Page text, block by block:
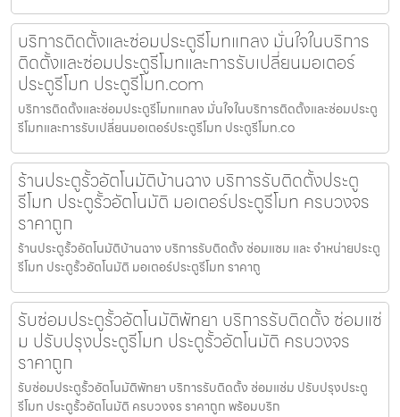
บริการติดตั้งและซ่อมประตูรีโมทแกลง มั่นใจในบริการ
ติดตั้งและซ่อมประตูรีโมทและการรับเปลี่ยนมอเตอร์
ประตูรีโมท ประตูรีโมท.com
บริการติดตั้งและซ่อมประตูรีโมทแกลง มั่นใจในบริการติดตั้งและซ่อมประตู
รีโมทและการรับเปลี่ยนมอเตอร์ประตูรีโมท ประตูรีโมท.co
ร้านประตูรั้วอัตโนมัติบ้านฉาง บริการรับติดตั้งประตู
รีโมท ประตูรั้วอัตโนมัติ มอเตอร์ประตูรีโมท ครบวงจร
ราคาถูก
ร้านประตูรั้วอัตโนมัติบ้านฉาง บริการรับติดตั้ง ซ่อมแซม และ จำหน่ายประตู
รีโมท ประตูรั้วอัตโนมัติ มอเตอร์ประตูรีโมท ราคาถู
รับซ่อมประตูรั้วอัตโนมัติพัทยา บริการรับติดตั้ง ซ่อมแซ่
ม ปรับปรุงประตูรีโมท ประตูรั้วอัตโนมัติ ครบวงจร
ราคาถูก
รับซ่อมประตูรั้วอัตโนมัติพัทยา บริการรับติดตั้ง ซ่อมแซ่ม ปรับปรุงประตู
รีโมท ประตูรั้วอัตโนมัติ ครบวงจร ราคาถูก พร้อมบริก